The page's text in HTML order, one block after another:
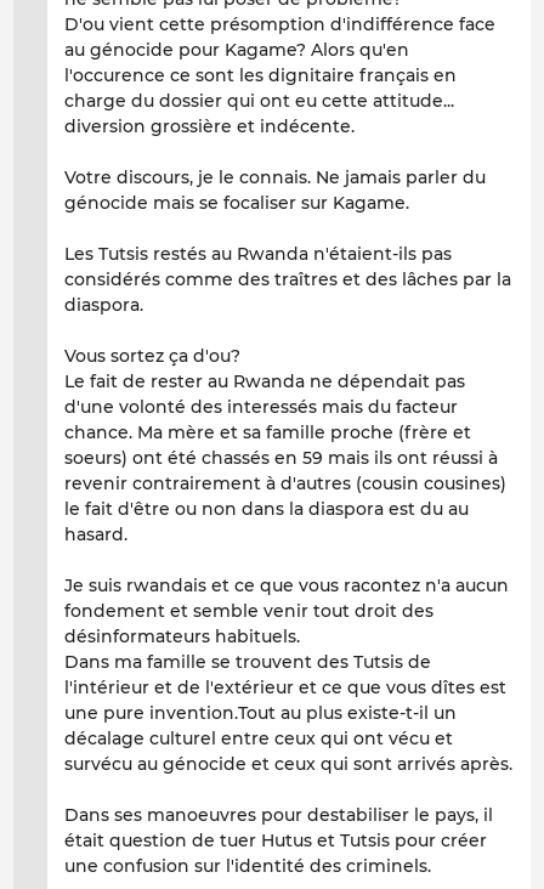
D'ou vient cette présomption d'indifférence face
au génocide pour Kagame? Alors qu'en
l'occurence ce sont les dignitaire français en
charge du dossier qui ont eu cette attitude...
diversion grossière et indécente.
Votre discours, je le connais. Ne jamais parler du
génocide mais se focaliser sur Kagame.
Les Tutsis restés au Rwanda n'étaient-ils pas
considérés comme des traîtres et des lâches par la
diaspora.
Vous sortez ça d'ou?
Le fait de rester au Rwanda ne dépendait pas
d'une volonté des interessés mais du facteur
chance. Ma mère et sa famille proche (frère et
soeurs) ont été chassés en 59 mais ils ont réussi à
revenir contrairement à d'autres (cousin cousines)
le fait d'être ou non dans la diaspora est du au
hasard.
Je suis rwandais et ce que vous racontez n'a aucun
fondement et semble venir tout droit des
désinformateurs habituels.
Dans ma famille se trouvent des Tutsis de
l'intérieur et de l'extérieur et ce que vous dîtes est
une pure invention.Tout au plus existe-t-il un
décalage culturel entre ceux qui ont vécu et
survécu au génocide et ceux qui sont arrivés après.
Dans ses manoeuvres pour destabiliser le pays, il
était question de tuer Hutus et Tutsis pour créer
une confusion sur l'identité des criminels.